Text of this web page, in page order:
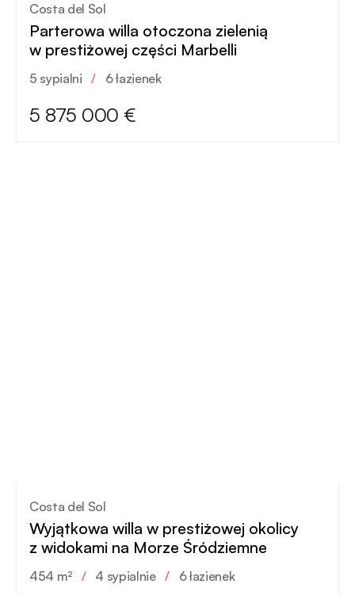
Costa del Sol
Parterowa willa otoczona zielenią
w prestiżowej części Marbelli
5 sypialni / 6 łazienek
5 875 000 €
Costa del Sol
Wyjątkowa willa w prestiżowej okolicy
z widokami na Morze Śródziemne
454 m² / 4 sypialnie / 6 łazienek